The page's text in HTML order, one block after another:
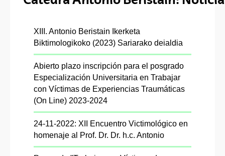
XIII. Antonio Beristain Ikerketa
Biktimologikoko (2023) Sariarako deialdia
Abierto plazo inscripción para el posgrado
Especialización Universitaria en Trabajar
con Víctimas de Experiencias Traumáticas
(On Line) 2023-2024
24-11-2022: XII Encuentro Victimológico en
homenaje al Prof. Dr. Dr. h.c. Antonio